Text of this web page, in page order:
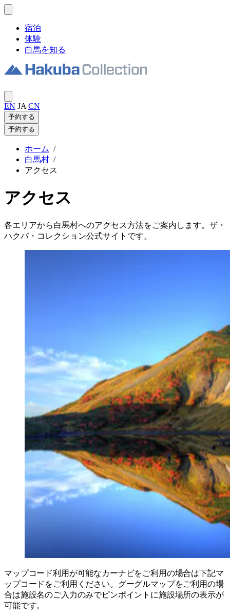
宿泊
体験
白馬を知る
EN JA CN
予約する
予約する
ホーム /
白馬村 /
アクセス
アクセス
各エリアから白馬村へのアクセス方法をご案内します。ザ・
ハクバ・コレクション公式サイトです。
マップコード利用が可能なカーナビをご利用の場合は下記マ
ップコードをご利用ください。グーグルマップをご利用の場
合は施設名のご入力のみでピンポイントに施設場所の表示が
可能です。